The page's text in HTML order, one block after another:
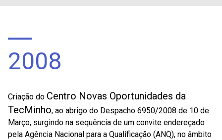
2008
Criação do Centro Novas Oportunidades da
TecMinho, ao abrigo do Despacho 6950/2008 de 10 de
Março, surgindo na sequência de um convite endereçado
pela Agência Nacional para a Qualificação (ANQ), no âmbito